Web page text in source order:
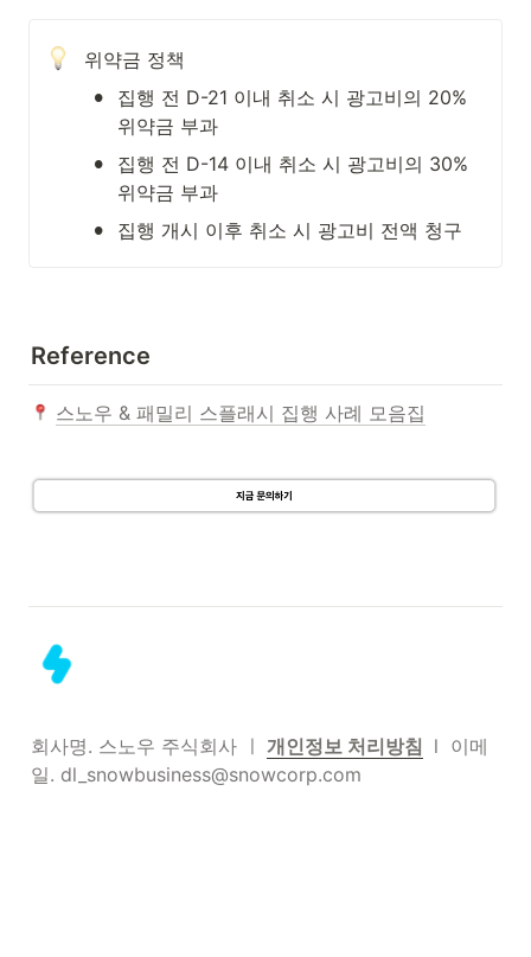
위약금 정책
•
집행 전 D-21 이내 취소 시 광고비의 20%
위약금 부과
•
집행 전 D-14 이내 취소 시 광고비의 30%
위약금 부과
• 집행 개시 이후 취소 시 광고비 전액 청구
Reference
스노우 & 패밀리 스플래시 집행 사례 모음집
회사명. 스노우 주식회사 ㅣ 개인정보 처리방침 l  이메
일. dl_snowbusiness@snowcorp.com